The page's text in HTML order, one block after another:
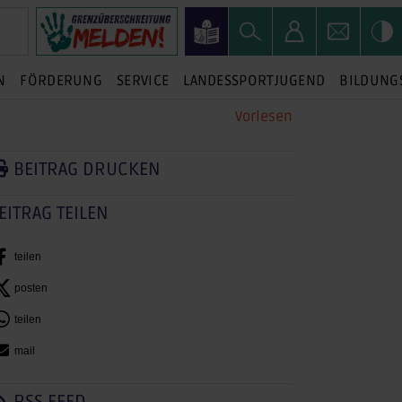
FÖRDERUNG SERVICE LANDESSPORTJUGEND
Vorlesen
BEITRAG DRUCKEN
TEILEN
teilen
posten
teilen
mail